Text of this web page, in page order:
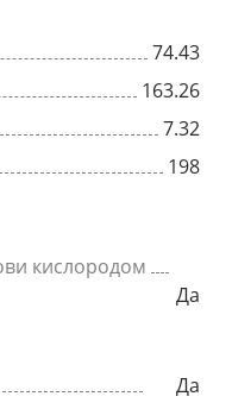
74.43
163.26
7.32
198
кислородом
Да
Да